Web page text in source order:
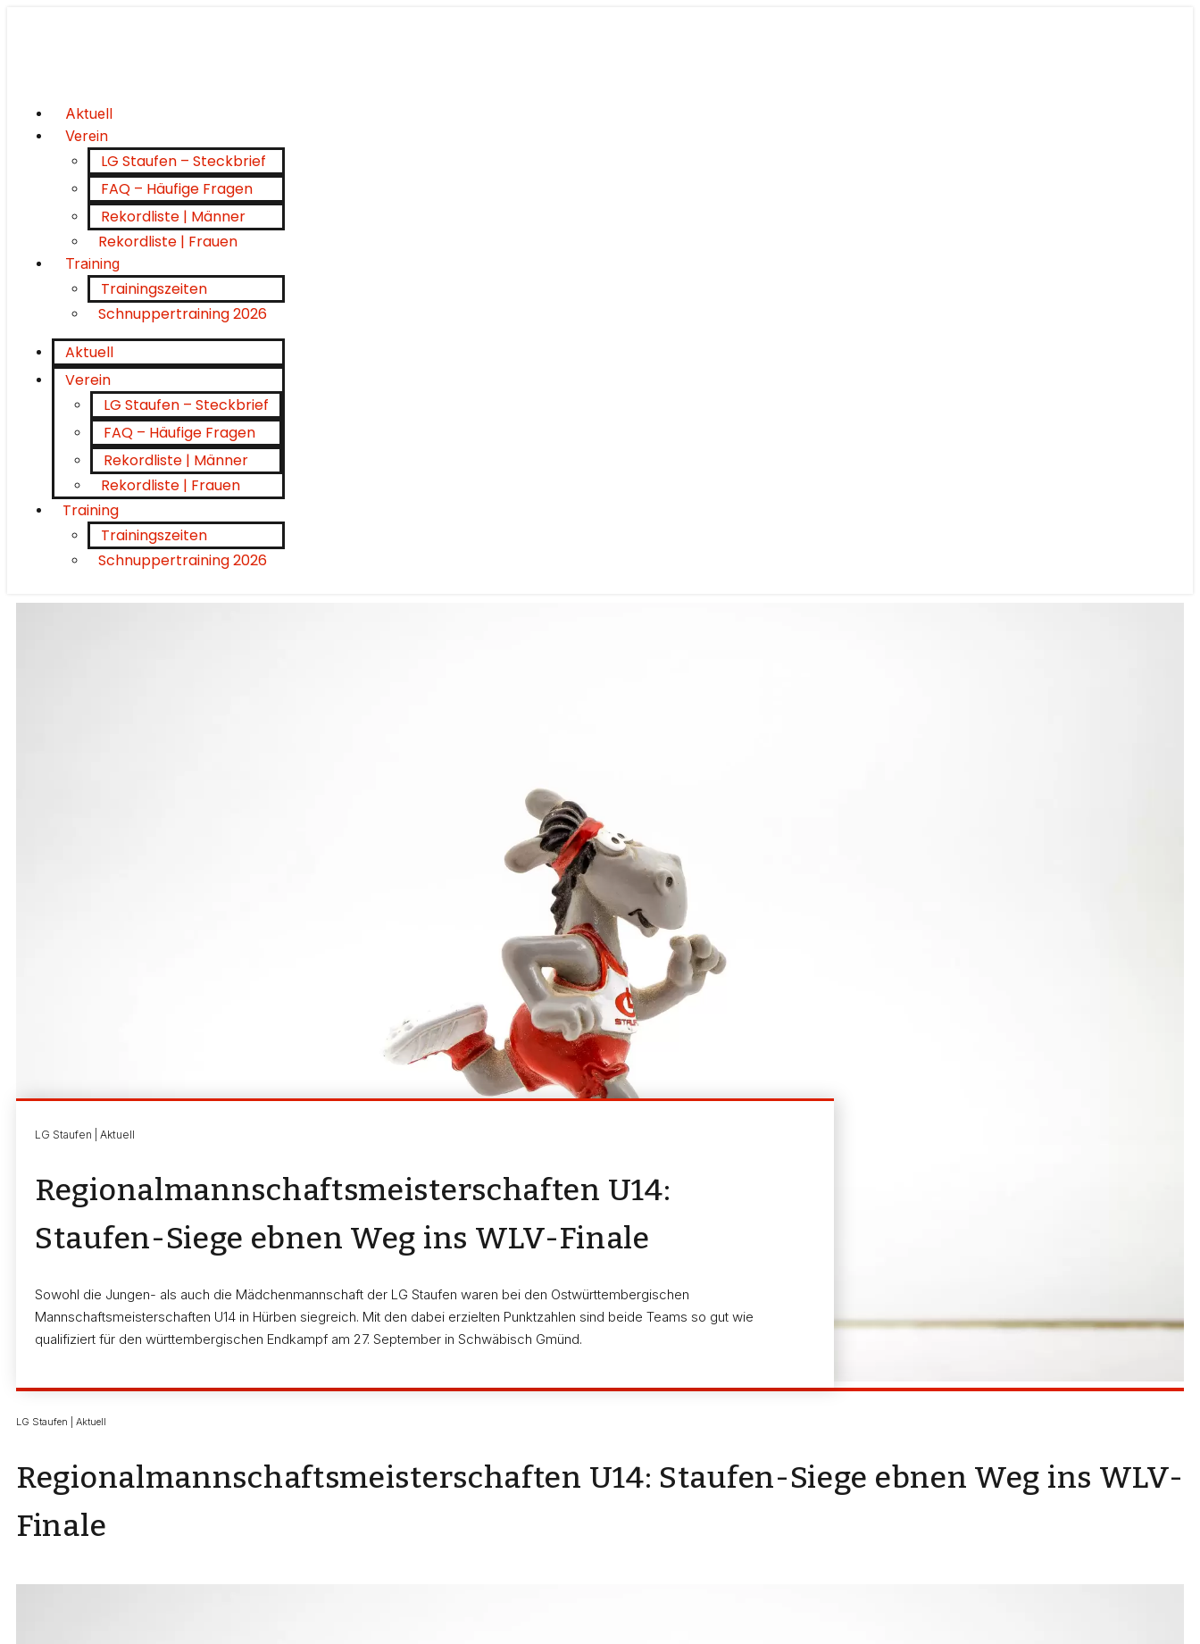
Aktuell
Verein
LG Staufen – Steckbrief
FAQ – Häufige Fragen
Rekordliste | Männer
Rekordliste | Frauen
Training
Trainingszeiten
Schnuppertraining 2026
Aktuell
Verein
LG Staufen – Steckbrief
FAQ – Häufige Fragen
Rekordliste | Männer
Rekordliste | Frauen
Training
Trainingszeiten
Schnuppertraining 2026
LG Staufen | Aktuell
Regionalmannschaftsmeisterschaften U14:
Staufen-Siege ebnen Weg ins WLV-Finale
Sowohl die Jungen- als auch die Mädchenmannschaft der LG Staufen waren bei den Ostwürttembergischen
Mannschaftsmeisterschaften U14 in Hürben siegreich. Mit den dabei erzielten Punktzahlen sind beide Teams so gut wie
qualifiziert für den württembergischen Endkampf am 27. September in Schwäbisch Gmünd.
LG Staufen | Aktuell
Regionalmannschaftsmeisterschaften U14: Staufen-Siege ebnen Weg ins WLV-
Finale